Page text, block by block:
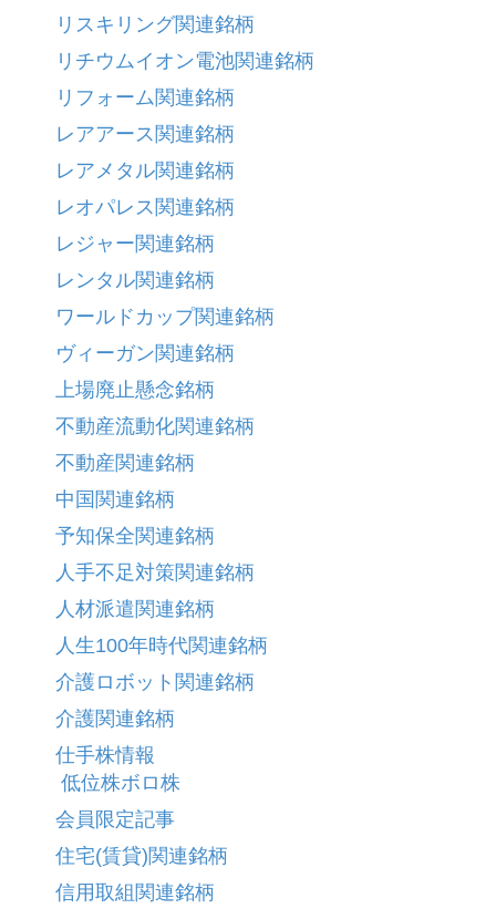
リスキリング関連銘柄
リチウムイオン電池関連銘柄
リフォーム関連銘柄
レアアース関連銘柄
レアメタル関連銘柄
レオパレス関連銘柄
レジャー関連銘柄
レンタル関連銘柄
ワールドカップ関連銘柄
ヴィーガン関連銘柄
上場廃止懸念銘柄
不動産流動化関連銘柄
不動産関連銘柄
中国関連銘柄
予知保全関連銘柄
人手不足対策関連銘柄
人材派遣関連銘柄
人生100年時代関連銘柄
介護ロボット関連銘柄
介護関連銘柄
仕手株情報
低位株ボロ株
会員限定記事
住宅(賃貸)関連銘柄
信用取組関連銘柄